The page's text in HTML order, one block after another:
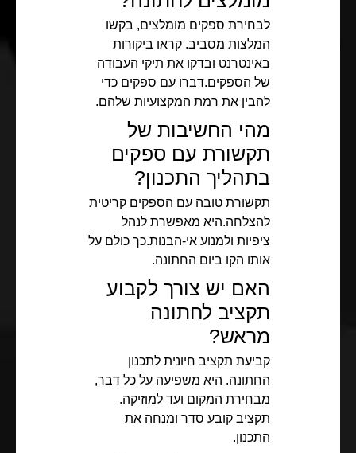
לבחירת ספקים מומלצים, בקשו
המלצות מסביב. קראו ביקורות
באינטרנט ובדקו את תיקי העבודה
של הספקים.דברו עם ספקים כדי
להבין את רמת המקצועיות שלהם.
מהי החשיבות של
תקשורת עם ספקים
בתהליך התכנון?
תקשורת טובה עם הספקים קריטית
להצלחה.היא מאפשרת לנהל
ציפיות ולמנוע אי-הבנות.כך כולם על
אותו הקו ביום החתונה.
האם יש צורך לקבוע
תקציב לחתונה
מראש?
קביעת תקציב חיונית לתכנון
החתונה. היא משפיעה על כל דבר,
מבחירת המקום ועד למוזיקה.
תקציב קובע סדר ומנחה את
התכנון.